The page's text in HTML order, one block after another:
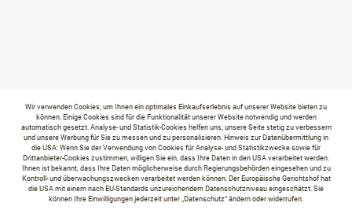
Wir verwenden Cookies, um Ihnen ein optimales Einkaufserlebnis auf unserer Website bieten zu
können. Einige Cookies sind für die Funktionalität unserer Website notwendig und werden
automatisch gesetzt. Analyse- und Statistik-Cookies helfen uns, unsere Seite stetig zu verbessern
und unsere Werbung für Sie zu messen und zu personalisieren. Hinweis zur Datenübermittlung in
die USA: Wenn Sie der Verwendung von Cookies für Analyse- und Statistikzwecke sowie für
Drittanbieter-Cookies zustimmen, willigen Sie ein, dass Ihre Daten in den USA verarbeitet werden.
Ihnen ist bekannt, dass Ihre Daten möglicherweise durch Regierungsbehörden eingesehen und zu
Kontroll- und überwachungszwecken verarbeitet werden können. Der Europäische Gerichtshof hat
die USA mit einem nach EU-Standards unzureichendem Datenschutzniveau eingeschätzt. Sie
können Ihre Einwilligungen jederzeit unter „Datenschutz“ ändern oder widerrufen.